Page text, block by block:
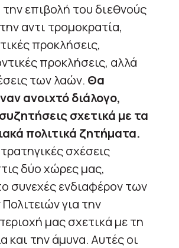
επιβολή του διεθνούς
αντι τρομοκρατία,
προκλήσεις,
προκλήσεις, αλλά
των λαών. Θα
ανοιχτό διάλογο,
σχετικά με τα
πολιτικά ζητήματα.
σχέσεις
δύο χώρες μας,
συνεχές ενδιαφέρον των
για την
μας σχετικά με τη
και την άμυνα. Αυτές οι